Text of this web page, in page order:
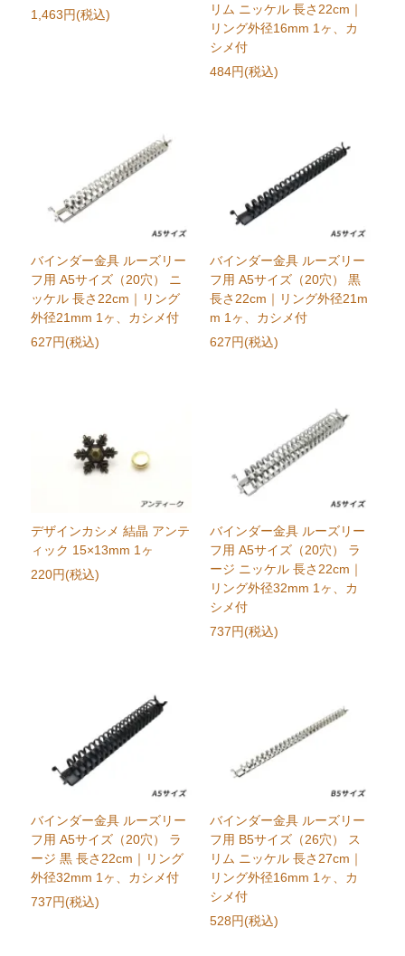
1,463円(税込)
リム ニッケル 長さ22cm｜
リング外径16mm 1ヶ、カ
シメ付
484円(税込)
バインダー金具 ルーズリー
フ用 A5サイズ（20穴） ニ
ッケル 長さ22cm｜リング
外径21mm 1ヶ、カシメ付
627円(税込)
バインダー金具 ルーズリー
フ用 A5サイズ（20穴） 黒
長さ22cm｜リング外径21m
m 1ヶ、カシメ付
627円(税込)
デザインカシメ 結晶 アンテ
ィック 15×13mm 1ヶ
220円(税込)
バインダー金具 ルーズリー
フ用 A5サイズ（20穴） ラ
ージ ニッケル 長さ22cm｜
リング外径32mm 1ヶ、カ
シメ付
737円(税込)
バインダー金具 ルーズリー
フ用 A5サイズ（20穴） ラ
ージ 黒 長さ22cm｜リング
外径32mm 1ヶ、カシメ付
737円(税込)
バインダー金具 ルーズリー
フ用 B5サイズ（26穴） ス
リム ニッケル 長さ27cm｜
リング外径16mm 1ヶ、カ
シメ付
528円(税込)